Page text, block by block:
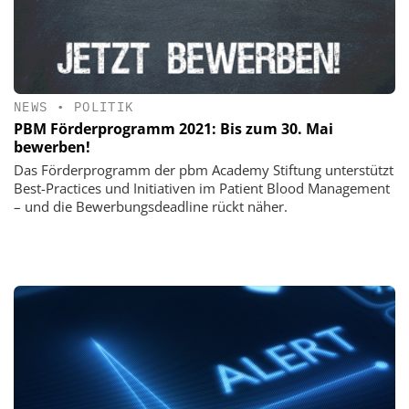
NEWS • POLITIK
PBM Förderprogramm 2021: Bis zum 30. Mai
bewerben!
Das Förderprogramm der pbm Academy Stiftung unterstützt
Best-Practices und Initiativen im Patient Blood Management
– und die Bewerbungsdeadline rückt näher.